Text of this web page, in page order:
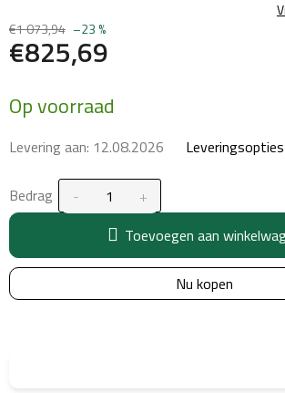
€1 073,94 –23 %
€825,69
prijs:
Op voorraad
Levering aan: 12.08.2026 Leveringsopties
Bedrag
Toevoegen aan
Nu kopen